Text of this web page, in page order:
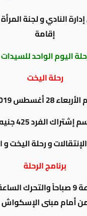
النادي و لجنة
إقامة
اليوم الواحد للسيدات
رحلة اليخت
28 أغسطس 2019
إشتراك الفرد 425 جنيه
و رحلة اليخت و
برنامج الرحلة
أمام مبنى الإسكواش